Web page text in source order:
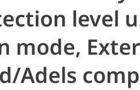
level
mode,
Adels